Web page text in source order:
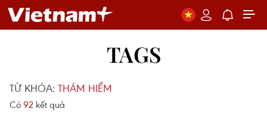
TAGS
TỪ KHÓA: THÁM HIỂM
Có 92 kết quả